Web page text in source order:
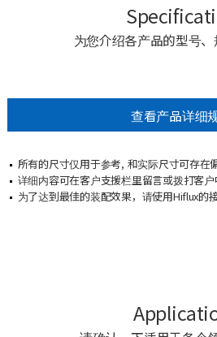
为您介绍各产品的型号、
查看产品详细
所有的尺寸仅用于参考, 和实际尺寸可存在偏
详细内容可在客户支援栏里留言或拨打客户
为了达到最佳的装配效果，请使用Hiflux的